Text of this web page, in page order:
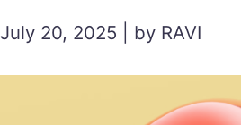
July 20, 2025 | by RAVI